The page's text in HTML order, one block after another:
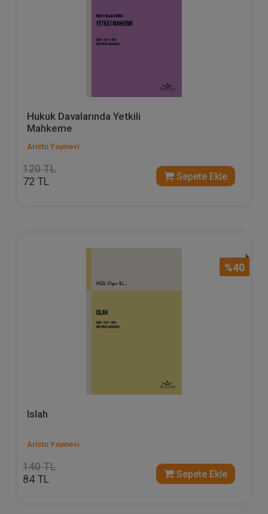
Hukuk Davalarında Yetkili
Mahkeme
Aristo Yayınevi
120 TL
72 TL Sepete Ekle
%40
Islah
Aristo Yayınevi
140 TL
84 TL Sepete Ekle